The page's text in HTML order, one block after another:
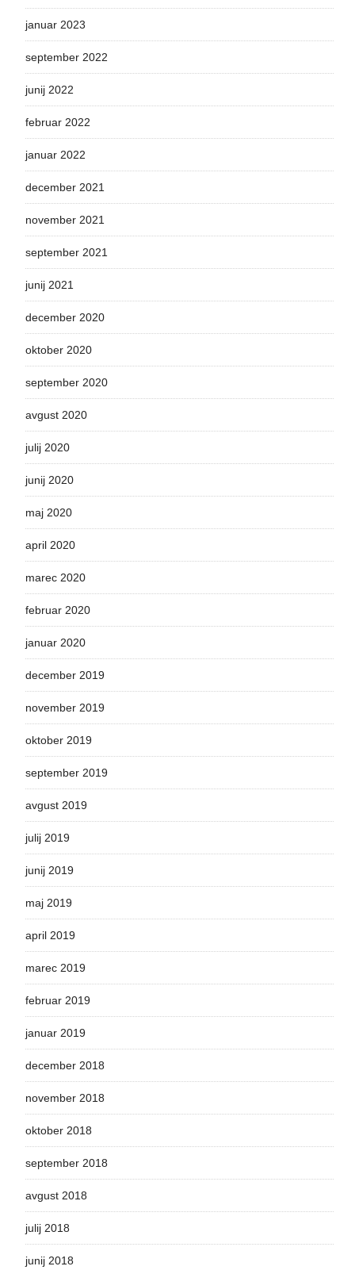
januar 2023
september 2022
junij 2022
februar 2022
januar 2022
december 2021
november 2021
september 2021
junij 2021
december 2020
oktober 2020
september 2020
avgust 2020
julij 2020
junij 2020
maj 2020
april 2020
marec 2020
februar 2020
januar 2020
december 2019
november 2019
oktober 2019
september 2019
avgust 2019
julij 2019
junij 2019
maj 2019
april 2019
marec 2019
februar 2019
januar 2019
december 2018
november 2018
oktober 2018
september 2018
avgust 2018
julij 2018
junij 2018